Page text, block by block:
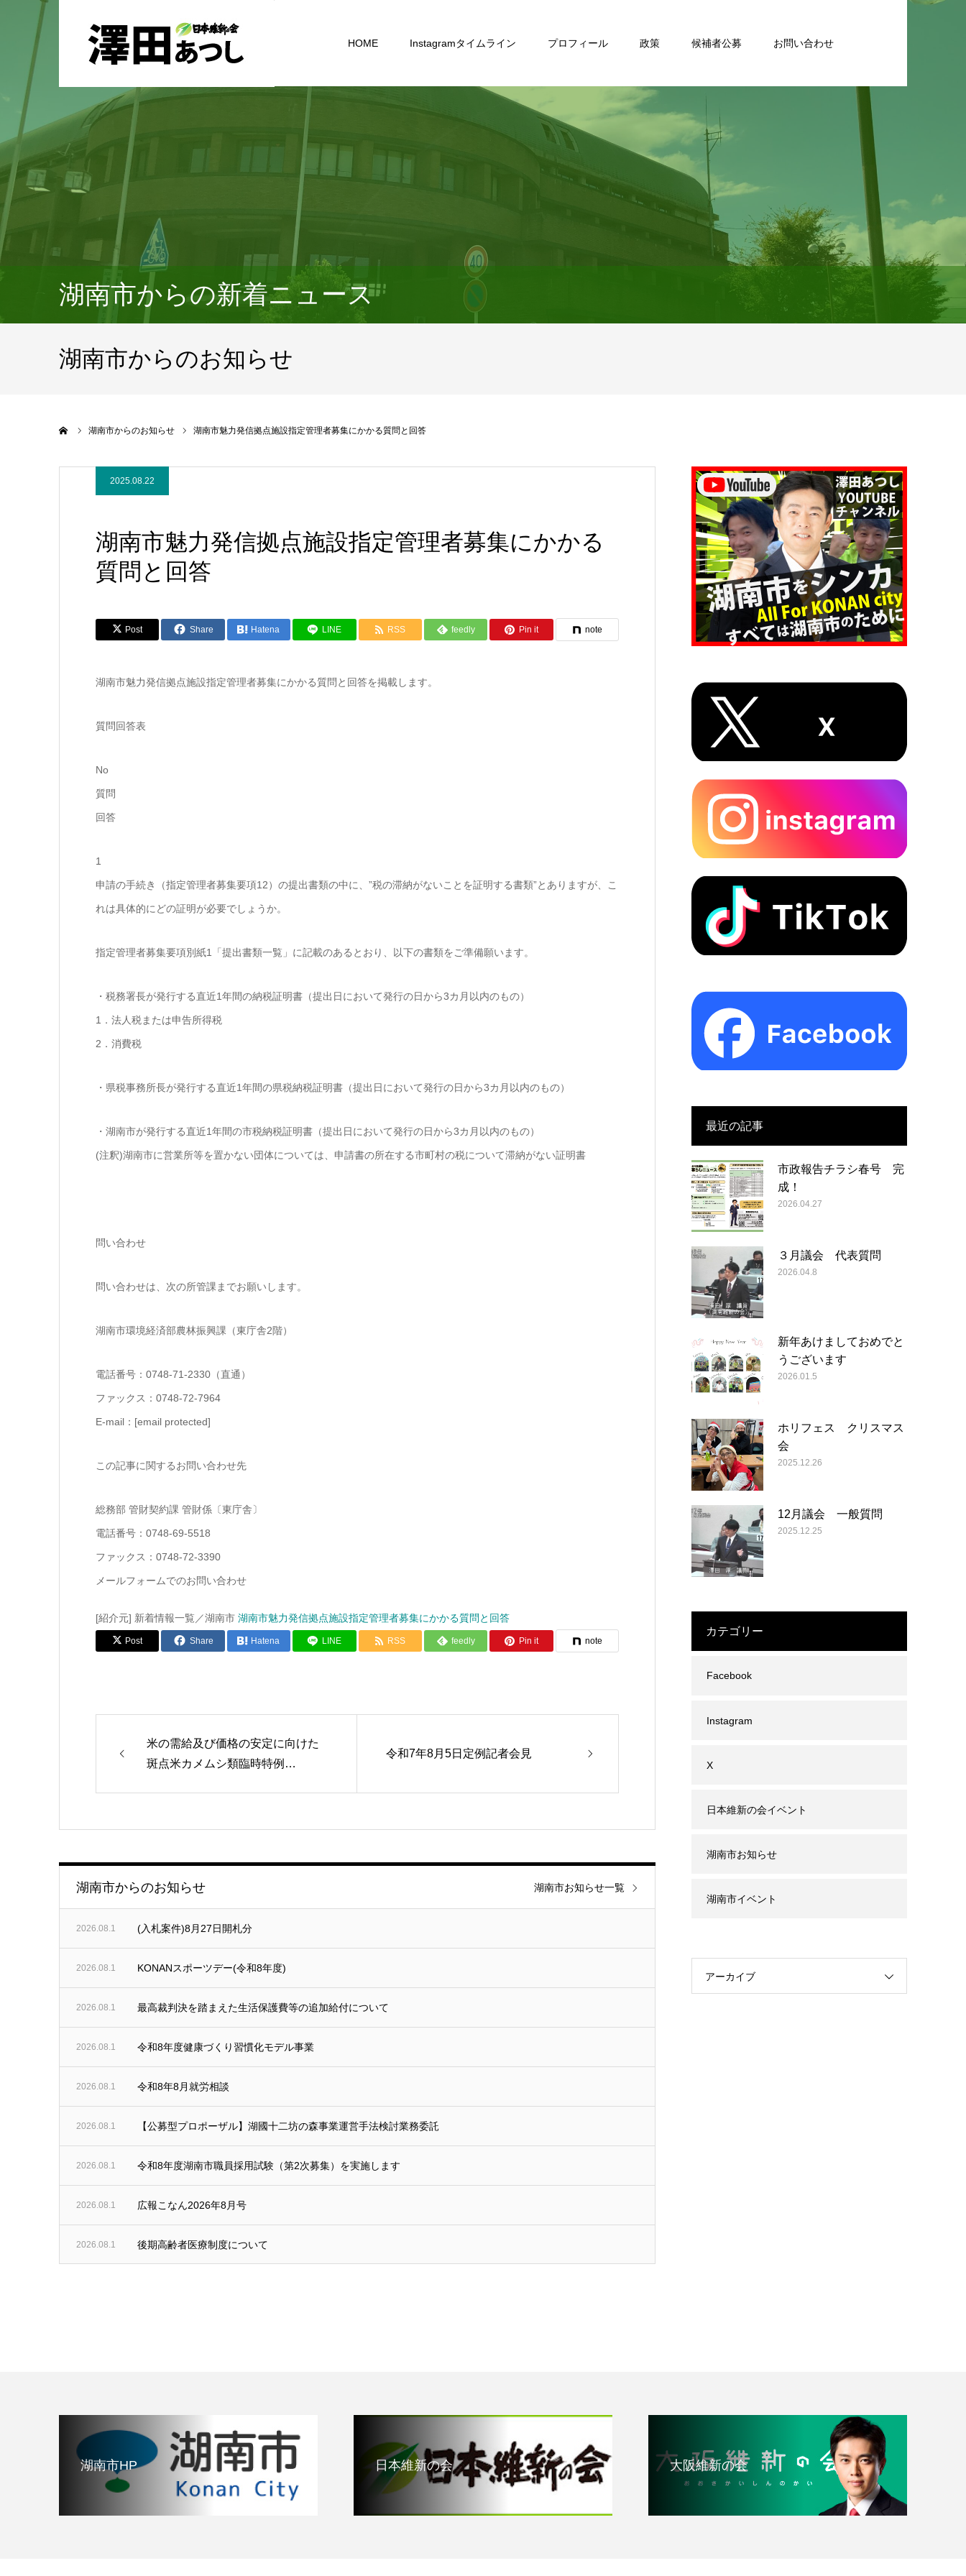
HOME Instagramタイムライン プロフィール 政策 候補者公募 お問い合わせ
湖南市からの新着ニュース
湖南市からのお知らせ
湖南市からのお知らせ 湖南市魅力発信拠点施設指定管理者募集にかかる質問と回答
2025.08.22
湖南市魅力発信拠点施設指定管理者募集にかかる
質問と回答
Post Share Hatena LINE RSS feedly Pin it note
湖南市魅力発信拠点施設指定管理者募集にかかる質問と回答を掲載します。
質問回答表
No
質問
回答
1
申請の手続き（指定管理者募集要項12）の提出書類の中に、”税の滞納がないことを証明する書類”とありますが、こ
れは具体的にどの証明が必要でしょうか。
指定管理者募集要項別紙1「提出書類一覧」に記載のあるとおり、以下の書類をご準備願います。
・税務署長が発行する直近1年間の納税証明書（提出日において発行の日から3カ月以内のもの）
1．法人税または申告所得税
2．消費税
・県税事務所長が発行する直近1年間の県税納税証明書（提出日において発行の日から3カ月以内のもの）
・湖南市が発行する直近1年間の市税納税証明書（提出日において発行の日から3カ月以内のもの）
(注釈)湖南市に営業所等を置かない団体については、申請書の所在する市町村の税について滞納がない証明書
問い合わせ
問い合わせは、次の所管課までお願いします。
湖南市環境経済部農林振興課（東庁舎2階）
電話番号：0748-71-2330（直通）
ファックス：0748-72-7964
E-mail：[email protected]
この記事に関するお問い合わせ先
総務部 管財契約課 管財係〔東庁舎〕
電話番号：0748-69-5518
ファックス：0748-72-3390
メールフォームでのお問い合わせ
[紹介元] 新着情報一覧／湖南市 湖南市魅力発信拠点施設指定管理者募集にかかる質問と回答
Post Share Hatena LINE RSS feedly Pin it note
米の需給及び価格の安定に向けた
斑点米カメムシ類臨時特例…
令和7年8月5日定例記者会見
湖南市からのお知らせ
2026.08.1 (入札案件)8月27日開札分
2026.08.1 KONANスポーツデー(令和8年度)
2026.08.1 最高裁判決を踏まえた生活保護費等の追加給付について
2026.08.1 令和8年度健康づくり習慣化モデル事業
2026.08.1 令和8年8月就労相談
2026.08.1 【公募型プロポーザル】湖國十二坊の森事業運営手法検討業務委託
2026.08.1 令和8年度湖南市職員採用試験（第2次募集）を実施します
2026.08.1 広報こなん2026年8月号
2026.08.1 後期高齢者医療制度について
湖南市お知らせ一覧
最近の記事
市政報告チラシ春号 完
成！
2026.04.27
３月議会 代表質問
2026.04.8
新年あけましておめでと
うございます
2026.01.5
ホリフェス クリスマス
会
2025.12.26
12月議会 一般質問
2025.12.25
カテゴリー
Facebook
Instagram
X
日本維新の会イベント
湖南市お知らせ
湖南市イベント
アーカイブ
湖南市HP 日本維新の会 大阪維新の会